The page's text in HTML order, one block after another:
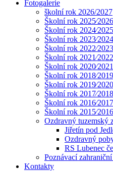
Fotogalerie
školní rok 2026/2027
Školní rok 2025⁄2026
Školní rok 2024⁄2025
Školní rok 2023⁄2024
Školní rok 2022⁄2023
Školní rok 2021⁄2022
Školní rok 2020⁄2021
Školní rok 2018⁄2019
Školní rok 2019⁄2020
Školní rok 2017⁄2018
Školní rok 2016⁄2017
Školní rok 2015⁄2016
Ozdravný tuzemský
Jiřetín pod
Ozdravný
RS Lubenec
Poznávací
Kontakty